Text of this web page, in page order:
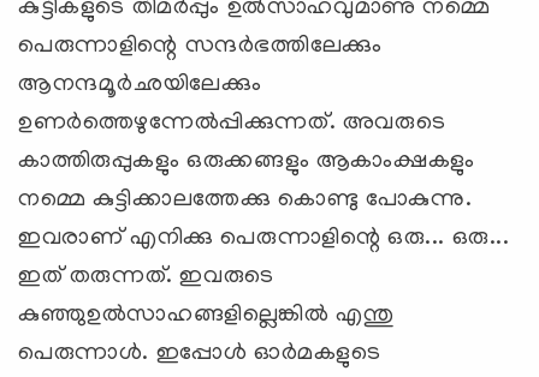
കുട്ടികളുടെ തിമര്‍പ്പും ഉല്‍സാഹവുമാണു നമ്മെ
പെരുന്നാളിന്റെ സന്ദര്‍ഭത്തിലേക്കും
ആനന്ദമൂര്‍ഛയിലേക്കും
ഉണര്‍ത്തെഴുന്നേല്‍പ്പിക്കുന്നത്. അവരുടെ
കാത്തിരുപ്പുകളും ഒരുക്കങ്ങളും ആകാംക്ഷകളും
നമ്മെ കുട്ടിക്കാലത്തേക്കു കൊണ്ടു പോകുന്നു.
ഇവരാണ് എനിക്കു പെരുന്നാളിന്റെ ഒരു... ഒരു...
ഇത് തരുന്നത്. ഇവരുടെ
കുഞ്ഞുഉല്‍സാഹങ്ങളില്ലെങ്കില്‍ എന്തു
പെരുന്നാള്‍. ഇപ്പോള്‍ ഓര്‍മകളുടെ